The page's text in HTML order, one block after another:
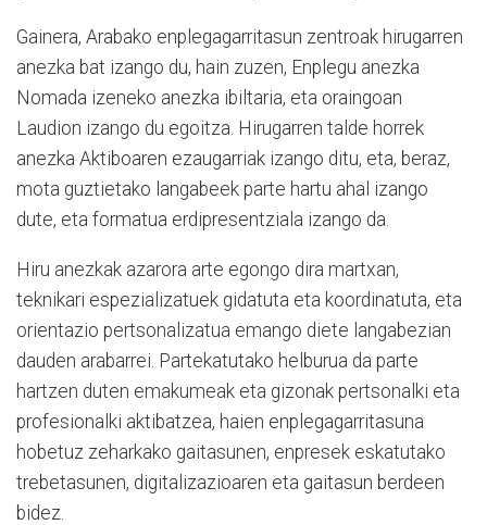
Gainera, Arabako enplegagarritasun zentroak hirugarren
anezka bat izango du, hain zuzen, Enplegu anezka
Nomada izeneko anezka ibiltaria, eta oraingoan
Laudion izango du egoitza. Hirugarren talde horrek
anezka Aktiboaren ezaugarriak izango ditu, eta, beraz,
mota guztietako langabeek parte hartu ahal izango
dute, eta formatua erdipresentziala izango da.
Hiru anezkak azarora arte egongo dira martxan,
teknikari espezializatuek gidatuta eta koordinatuta, eta
orientazio pertsonalizatua emango diete langabezian
dauden arabarrei. Partekatutako helburua da parte
hartzen duten emakumeak eta gizonak pertsonalki eta
profesionalki aktibatzea, haien enplegagarritasuna
hobetuz zeharkako gaitasunen, enpresek eskatutako
trebetasunen, digitalizazioaren eta gaitasun berdeen
bidez.